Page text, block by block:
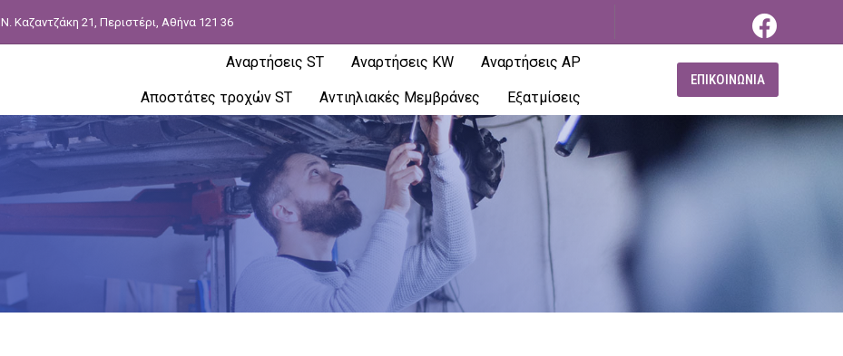
Ν. Καζαντζάκη 21, Περιστέρι, Αθήνα 121 36
Αναρτήσεις ST Αναρτήσεις KW Αναρτήσεις AP
Αποστάτες τροχών ST Αντιηλιακές Μεμβράνες Εξατμίσεις
ΕΠΙΚΟΙΝΩΝΙΑ